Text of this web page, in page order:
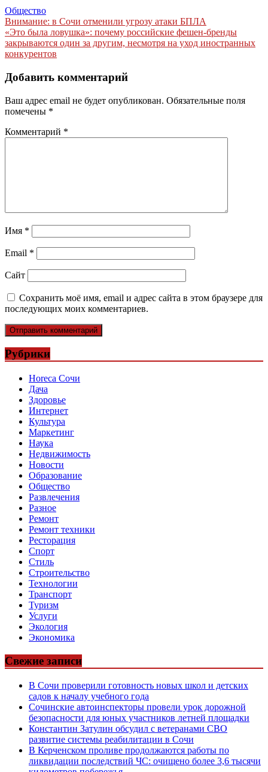
Общество
Навигация
по
записям
Внимание: в Сочи отменили угрозу атаки БПЛА
«Это была ловушка»: почему российские фешен-бренды
закрываются один за другим, несмотря на уход иностранных
конкурентов
Добавить комментарий
Ваш адрес email не будет опубликован. Обязательные поля
помечены *
Комментарий *
Имя *
Email *
Сайт
Сохранить моё имя, email и адрес сайта в этом браузере для
последующих моих комментариев.
Рубрики
Horeca Сочи
Дача
Здоровье
Интернет
Культура
Маркетинг
Наука
Недвижимость
Новости
Образование
Общество
Развлечения
Разное
Ремонт
Ремонт техники
Ресторация
Спорт
Стиль
Строительство
Технологии
Транспорт
Туризм
Услуги
Экология
Экономика
Свежие записи
В Сочи проверили готовность новых школ и детских
садов к началу учебного года
Сочинские автоинспекторы провели урок дорожной
безопасности для юных участников летней площадки
Константин Затулин обсудил с ветеранами СВО
развитие системы реабилитации в Сочи
В Керченском проливе продолжаются работы по
ликвидации последствий ЧС: очищено более 3,6 тысячи